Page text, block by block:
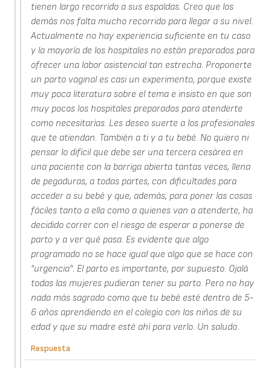
tienen largo recorrido a sus espaldas. Creo que los
demás nos falta mucho recorrido para llegar a su nivel.
Actualmente no hay experiencia suficiente en tu caso
y la mayoría de los hospitales no están preparados para
ofrecer una labor asistencial tan estrecha. Proponerte
un parto vaginal es casi un experimento, porque existe
muy poca literatura sobre el tema e insisto en que son
muy pocos los hospitales preparados para atenderte
como necesitarías. Les deseo suerte a los profesionales
que te atiendan. También a ti y a tu bebé. No quiero ni
pensar lo difícil que debe ser una tercera cesárea en
una paciente con la barriga abierta tantas veces, llena
de pegaduras, a todas partes, con dificultades para
acceder a su bebé y que, además, para poner las cosas
fáciles tanto a ella como a quienes van a atenderte, ha
decidido correr con el riesgo de esperar a ponerse de
parto y a ver qué pasa. Es evidente que algo
programado no se hace igual que algo que se hace con
"urgencia". El parto es importante, por supuesto. Ojalá
todas las mujeres pudieran tener su parto. Pero no hay
nada más sagrado como que tu bebé esté dentro de 5-
6 años aprendiendo en el colegio con los niños de su
edad y que su madre esté ahí para verlo. Un saludo.
Respuesta